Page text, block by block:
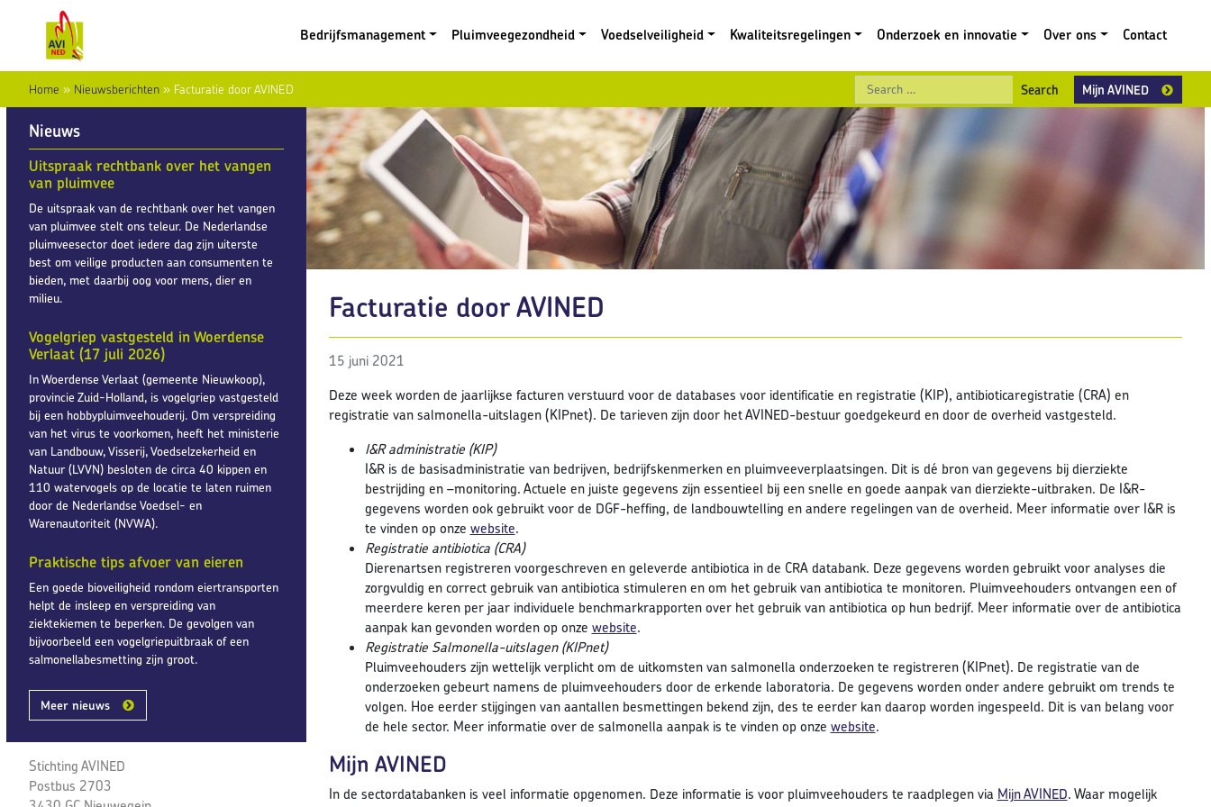
Bedrijfsmanagement
Pluimveegezondheid Voedselveiligheid Kwaliteitsregelingen Onderzoek en innovatie Over ons Contact
Home » Nieuwsberichten » Facturatie door AVINED Search
Mijn AVINED
Nieuws
Uitspraak rechtbank over het vangen
van pluimvee
De uitspraak van de rechtbank over het vangen
van pluimvee stelt ons teleur. De Nederlandse
pluimveesector doet iedere dag zijn uiterste
best om veilige producten aan consumenten te
bieden, met daarbij oog voor mens, dier en
milieu.
Vogelgriep vastgesteld in Woerdense
Verlaat (17 juli 2026)
In Woerdense Verlaat (gemeente Nieuwkoop),
provincie Zuid-Holland, is vogelgriep vastgesteld
bij een hobbypluimveehouderij. Om verspreiding
van het virus te voorkomen, heeft het ministerie
van Landbouw, Visserij, Voedselzekerheid en
Natuur (LVVN) besloten de circa 40 kippen en
110 watervogels op de locatie te laten ruimen
door de Nederlandse Voedsel- en
Warenautoriteit (NVWA).
Praktische tips afvoer van eieren
Een goede bioveiligheid rondom eiertransporten
helpt de insleep en verspreiding van
ziektekiemen te beperken. De gevolgen van
bijvoorbeeld een vogelgriepuitbraak of een
salmonellabesmetting zijn groot.
Meer nieuws
Stichting AVINED
Postbus 2703
Facturatie door AVINED
15 juni 2021
Deze week worden de jaarlijkse facturen verstuurd voor de databases voor identificatie en registratie (KIP), antibioticaregistratie (CRA) en
registratie van salmonella-uitslagen (KIPnet). De tarieven zijn door het AVINED-bestuur goedgekeurd en door de overheid vastgesteld.
I&R administratie (KIP)
I&R is de basisadministratie van bedrijven, bedrijfskenmerken en pluimveeverplaatsingen. Dit is dé bron van gegevens bij dierziekte
bestrijding en –monitoring. Actuele en juiste gegevens zijn essentieel bij een snelle en goede aanpak van dierziekte-uitbraken. De I&R-
gegevens worden ook gebruikt voor de DGF-heffing, de landbouwtelling en andere regelingen van de overheid. Meer informatie over I&R is
te vinden op onze website.
Registratie antibiotica (CRA)
Dierenartsen registreren voorgeschreven en geleverde antibiotica in de CRA databank. Deze gegevens worden gebruikt voor analyses die
zorgvuldig en correct gebruik van antibiotica stimuleren en om het gebruik van antibiotica te monitoren. Pluimveehouders ontvangen een of
meerdere keren per jaar individuele benchmarkrapporten over het gebruik van antibiotica op hun bedrijf. Meer informatie over de antibiotica
aanpak kan gevonden worden op onze website.
Registratie Salmonella-uitslagen (KIPnet)
Pluimveehouders zijn wettelijk verplicht om de uitkomsten van salmonella onderzoeken te registreren (KIPnet). De registratie van de
onderzoeken gebeurt namens de pluimveehouders door de erkende laboratoria. De gegevens worden onder andere gebruikt om trends te
volgen. Hoe eerder stijgingen van aantallen besmettingen bekend zijn, des te eerder kan daarop worden ingespeeld. Dit is van belang voor
de hele sector. Meer informatie over de salmonella aanpak is te vinden op onze website.
Mijn AVINED
In de sectordatabanken is veel informatie opgenomen. Deze informatie is voor pluimveehouders te raadplegen via Mijn AVINED. Waar mogelijk